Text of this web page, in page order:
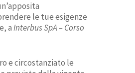
le tue esigenze
aInterbus SpA – Corso
e circostanziato le